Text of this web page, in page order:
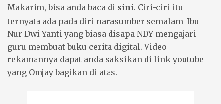
Makarim, bisa anda baca di sini. Ciri-ciri itu
ternyata ada pada diri narasumber semalam. Ibu
Nur Dwi Yanti yang biasa disapa NDY mengajari
guru membuat buku cerita digital.Video
rekamannya dapat anda saksikan di link youtube
yang Omjay bagikan di atas.